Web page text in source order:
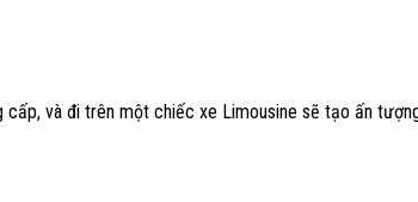
và đi trên một chiếc xe Limousine sẽ tạo ấn